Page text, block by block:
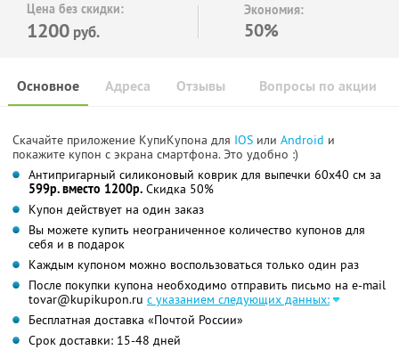
Цена без скидки:
1200 руб.
Экономия:
50%
Основное Отзывы Вопросы по акции
Адреса
Скачайте приложение КупиКупона для IOS или Android и
покажите купон с экрана смартфона. Это удобно :)
Антипригарный силиконовый коврик для выпечки 60х40 см за
599р. вместо 1200р. Скидка 50%
Купон действует на один заказ
Вы можете купить неограниченное количество купонов для
себя и в подарок
Каждым купоном можно воспользоваться только один раз
После покупки купона необходимо отправить письмо на e-mail
tovar@kupikupon.ru с указанием следующих данных:
Бесплатная доставка «Почтой России»
Срок доставки: 15-48 дней